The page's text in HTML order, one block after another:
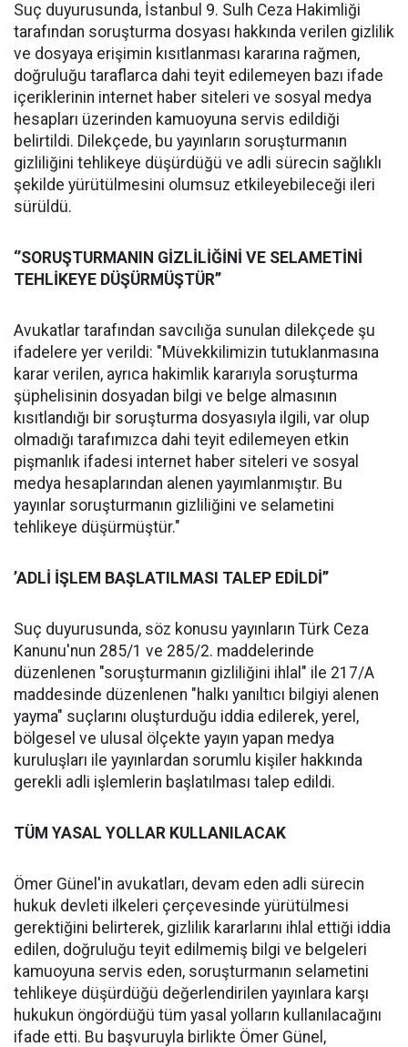
Suç duyurusunda, İstanbul 9. Sulh Ceza Hakimliği
tarafından soruşturma dosyası hakkında verilen gizlilik
ve dosyaya erişimin kısıtlanması kararına rağmen,
doğruluğu taraflarca dahi teyit edilemeyen bazı ifade
içeriklerinin internet haber siteleri ve sosyal medya
hesapları üzerinden kamuoyuna servis edildiği
belirtildi. Dilekçede, bu yayınların soruşturmanın
gizliliğini tehlikeye düşürdüğü ve adli sürecin sağlıklı
şekilde yürütülmesini olumsuz etkileyebileceği ileri
sürüldü.
‘’SORUŞTURMANIN GİZLİLİĞİNİ VE SELAMETİNİ
TEHLİKEYE DÜŞÜRMÜŞTÜR’’
Avukatlar tarafından savcılığa sunulan dilekçede şu
ifadelere yer verildi: "Müvekkilimizin tutuklanmasına
karar verilen, ayrıca hakimlik kararıyla soruşturma
şüphelisinin dosyadan bilgi ve belge almasının
kısıtlandığı bir soruşturma dosyasıyla ilgili, var olup
olmadığı tarafımızca dahi teyit edilemeyen etkin
pişmanlık ifadesi internet haber siteleri ve sosyal
medya hesaplarından alenen yayımlanmıştır. Bu
yayınlar soruşturmanın gizliliğini ve selametini
tehlikeye düşürmüştür."
’ADLİ İŞLEM BAŞLATILMASI TALEP EDİLDİ’’
Suç duyurusunda, söz konusu yayınların Türk Ceza
Kanunu'nun 285/1 ve 285/2. maddelerinde
düzenlenen "soruşturmanın gizliliğini ihlal" ile 217/A
maddesinde düzenlenen "halkı yanıltıcı bilgiyi alenen
yayma" suçlarını oluşturduğu iddia edilerek, yerel,
bölgesel ve ulusal ölçekte yayın yapan medya
kuruluşları ile yayınlardan sorumlu kişiler hakkında
gerekli adli işlemlerin başlatılması talep edildi.
TÜM YASAL YOLLAR KULLANILACAK
Ömer Günel'in avukatları, devam eden adli sürecin
hukuk devleti ilkeleri çerçevesinde yürütülmesi
gerektiğini belirterek, gizlilik kararlarını ihlal ettiği iddia
edilen, doğruluğu teyit edilmemiş bilgi ve belgeleri
kamuoyuna servis eden, soruşturmanın selametini
tehlikeye düşürdüğü değerlendirilen yayınlara karşı
hukukun öngördüğü tüm yasal yolların kullanılacağını
ifade etti. Bu başvuruyla birlikte Ömer Günel,